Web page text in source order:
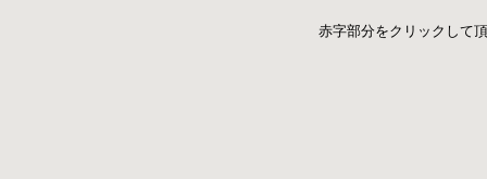
赤字部分をクリックして